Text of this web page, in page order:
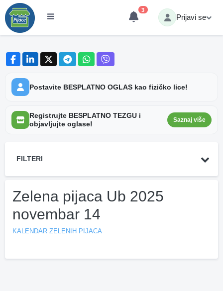
3
Prijavi se
Postavite BESPLATNO OGLAS kao fizičko lice!
Registrujte BESPLATNO TEZGU i
objavljujte oglase!
Saznaj više
FILTERI
Zelena pijaca Ub 2025
novembar 14
KALENDAR ZELENIH PIJACA